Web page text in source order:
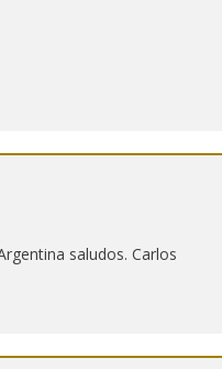
saludos. Carlos